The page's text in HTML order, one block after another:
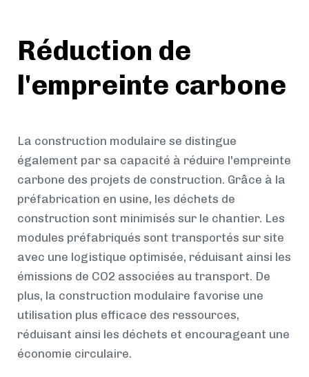
Réduction de
l'empreinte carbone
La construction modulaire se distingue
également par sa capacité à réduire l'empreinte
carbone des projets de construction. Grâce à la
préfabrication en usine, les déchets de
construction sont minimisés sur le chantier. Les
modules préfabriqués sont transportés sur site
avec une logistique optimisée, réduisant ainsi les
émissions de CO2 associées au transport. De
plus, la construction modulaire favorise une
utilisation plus efficace des ressources,
réduisant ainsi les déchets et encourageant une
économie circulaire.